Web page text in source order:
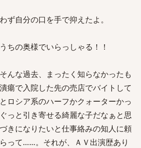
ず自分の口を手で抑えたよ。
の奥様でいらっしゃる！！
んな過去、まったく知らなかったも
瘍で入院した先の売店でバイトして
ロシア系のハーフかクォーターかっ
っと引き寄せる綺麗な子だなぁと思
きになりたいと仕事絡みの知人に頼
って……。それが、ＡＶ出演歴あり